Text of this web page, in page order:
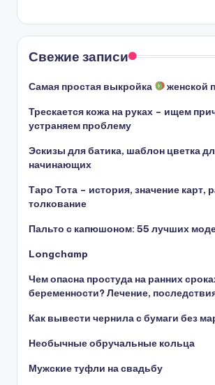
Свежие записи
Самая простая выкройка
женской
Трескается кожа на руках – ищем
устраняем проблему
Эскизы для батика, шаблон цветка
начинающих
Таро Тота – история, значение карт,
толкование
Пальто с капюшоном: 55 лучших
Longchamp
Чем опасна простуда на ранних
беременности? Лечение,
Как вывести чернила с бумаги без
Необычные обручальные кольца
Мужские туфли на свадьбу